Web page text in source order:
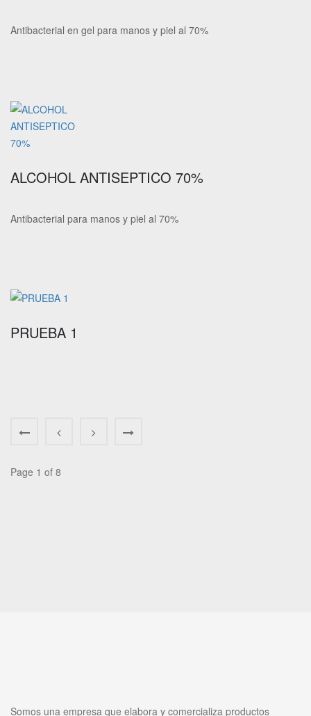
Antibacterial en gel para manos y piel al 70%
ALCOHOL ANTISEPTICO 70%
Antibacterial para manos y piel al 70%
PRUEBA 1
Page 1 of 8
Somos una empresa que elabora y comercializa productos